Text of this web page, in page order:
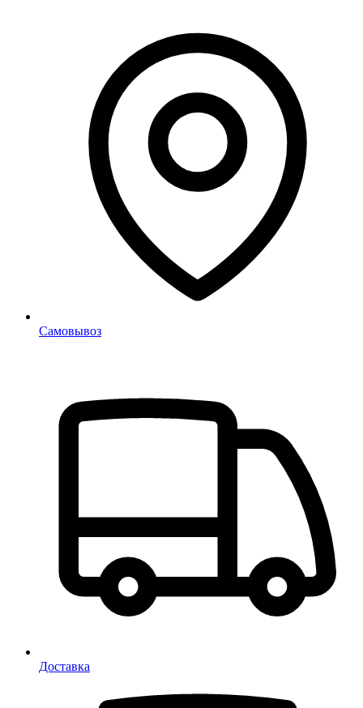
Самовывоз
Доставка